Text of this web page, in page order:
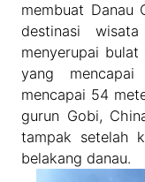
membuat Danau
destinasi
menyerupai
yang
mencapai 54
gurun Gobi,
tampak setelah
belakang danau.